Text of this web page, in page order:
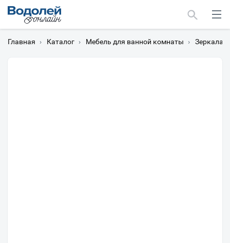
Главная › Каталог › Мебель для ванной комнаты › Зеркала